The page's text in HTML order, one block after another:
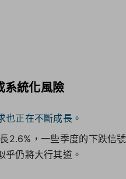
系統化風險
也正在不斷成長。
2.6%，一些季度的下跌信
仍將大行其道。